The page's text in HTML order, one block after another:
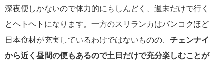
深夜便しかないので体力的にもしんどく、週末だけで行く
とヘトヘトになります。一方のスリランカはバンコクほど
日本食材が充実しているわけではないものの、 チェンナイ
から近く昼間の便もあるので土日だけで充分楽しむことが